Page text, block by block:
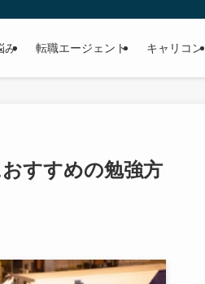
み 転職エージェント キャリコン
すすめの勉強方